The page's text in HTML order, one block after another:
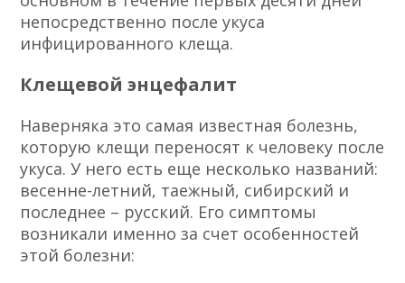
непосредственно после укуса
инфицированного клеща.
Клещевой энцефалит
Наверняка это самая известная болезнь,
которую клещи переносят к человеку после
укуса. У него есть еще несколько названий:
весенне-летний, таежный, сибирский и
последнее – русский. Его симптомы
возникали именно за счет особенностей
этой болезни: